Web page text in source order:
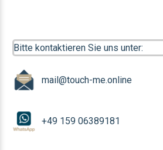
Bitte kontaktieren Sie uns unter:
mail@touch-me.online
+49 159 06389181